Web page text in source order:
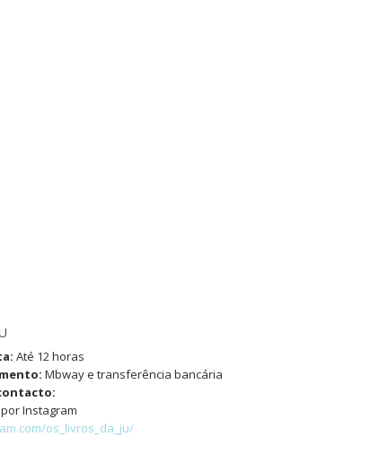
Até 12 horas
Mbway e transferência bancária
Instagram
os_livros_da_ju/